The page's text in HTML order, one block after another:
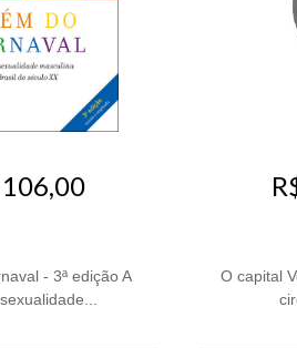
106,00
- 3ª edição A
O capital